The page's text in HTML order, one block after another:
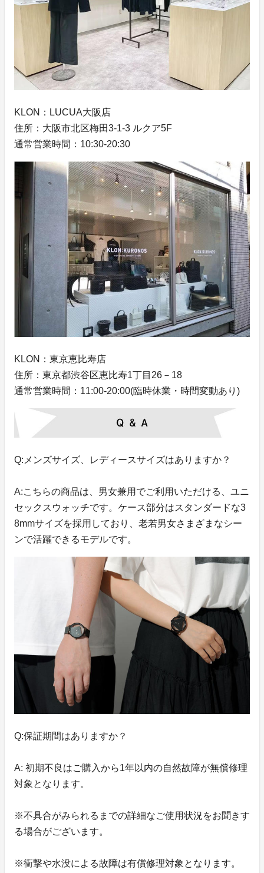
KLON：LUCUA大阪店
住所：大阪市北区梅田3-1-3 ルクア5F
通常営業時間：10:30-20:30
KLON：東京恵比寿店
住所：東京都渋谷区恵比寿1丁目26－18
通常営業時間：11:00-20:00(臨時休業・時間変動あり)
Q:メンズサイズ、レディースサイズはありますか？
A:こちらの商品は、男女兼用でご利用いただける、ユニ
セックスウォッチです。ケース部分はスタンダードな3
8mmサイズを採用しており、老若男女さまざまなシー
ンで活躍できるモデルです。
Q:保証期間はありますか？
A: 初期不良はご購入から1年以内の自然故障が無償修理
対象となります。
※不具合がみられるまでの詳細なご使用状況をお聞きす
る場合がございます。
※衝撃や水没による故障は有償修理対象となります。